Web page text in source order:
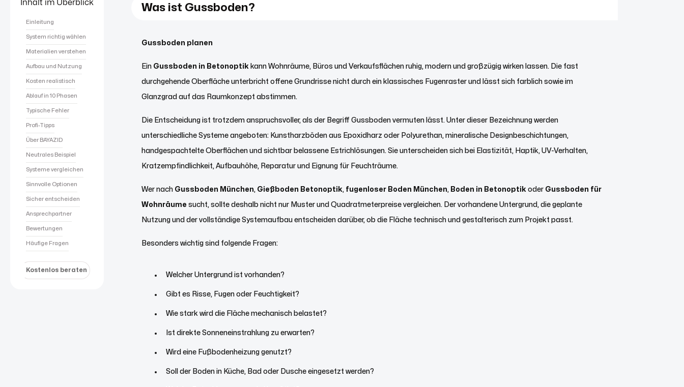
Inhalt im Überblick
Einleitung
System richtig wählen
Materialien verstehen
Aufbau und Nutzung
Kosten realistisch
Ablauf in 10 Phasen
Typische Fehler
Profi-Tipps
Über BAYAZID
Neutrales Beispiel
Systeme vergleichen
Sinnvolle Optionen
Sicher entscheiden
Ansprechpartner
Bewertungen
Häufige Fragen
Kostenlos beraten
Was ist Gussboden?
Gussboden planen
Ein Gussboden in Betonoptik kann Wohnräume, Büros und Verkaufsflächen ruhig, modern und großzügig wirken lassen. Die fast
durchgehende Oberfläche unterbricht offene Grundrisse nicht durch ein klassisches Fugenraster und lässt sich farblich sowie im
Glanzgrad auf das Raumkonzept abstimmen.
Die Entscheidung ist trotzdem anspruchsvoller, als der Begriff Gussboden vermuten lässt. Unter dieser Bezeichnung werden
unterschiedliche Systeme angeboten: Kunstharzböden aus Epoxidharz oder Polyurethan, mineralische Designbeschichtungen,
handgespachtelte Oberflächen und sichtbar belassene Estrichlösungen. Sie unterscheiden sich bei Elastizität, Haptik, UV-Verhalten,
Kratzempfindlichkeit, Aufbauhöhe, Reparatur und Eignung für Feuchträume.
Wer nach Gussboden München, Gießboden Betonoptik, fugenloser Boden München, Boden in Betonoptik oder Gussboden für
Wohnräume sucht, sollte deshalb nicht nur Muster und Quadratmeterpreise vergleichen. Der vorhandene Untergrund, die geplante
Nutzung und der vollständige Systemaufbau entscheiden darüber, ob die Fläche technisch und gestalterisch zum Projekt passt.
Besonders wichtig sind folgende Fragen:
Welcher Untergrund ist vorhanden?
Gibt es Risse, Fugen oder Feuchtigkeit?
Wie stark wird die Fläche mechanisch belastet?
Ist direkte Sonneneinstrahlung zu erwarten?
Wird eine Fußbodenheizung genutzt?
Soll der Boden in Küche, Bad oder Dusche eingesetzt werden?